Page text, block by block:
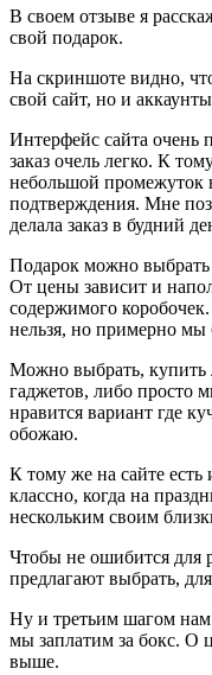
В своем отзыве я
свой подарок.
На скриншоте видно,
свой сайт, но и
Интерфейс сайта очень
заказ очель легко. К
небольшой промежуток
подтверждения. Мне
делала заказ в будний
Подарок можно выбрать
От цены зависит и
содержимого
нельзя, но примерно мы
Можно выбрать, купить
гаджетов, либо просто
нравится вариант где
обожаю.
К тому же на сайте
классно, когда на
нескольким своим
Чтобы не ошибится для
предлагают выбрать,
Ну и третьим шагом нам
мы заплатим за бокс. О
выше.